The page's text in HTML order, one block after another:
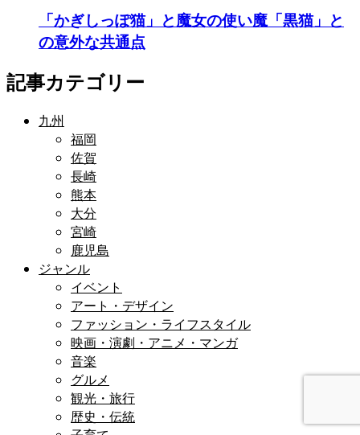
「かぎしっぽ猫」と魔女の使い魔「黒猫」と
の意外な共通点
記事カテゴリー
九州
福岡
佐賀
長崎
熊本
大分
宮崎
鹿児島
ジャンル
イベント
アート・デザイン
ファッション・ライフスタイル
映画・演劇・アニメ・マンガ
音楽
グルメ
観光・旅行
歴史・伝統